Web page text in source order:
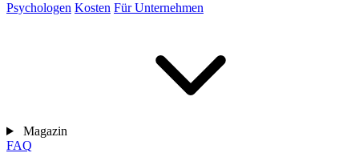
Psychologen Kosten Für Unternehmen
Magazin
FAQ